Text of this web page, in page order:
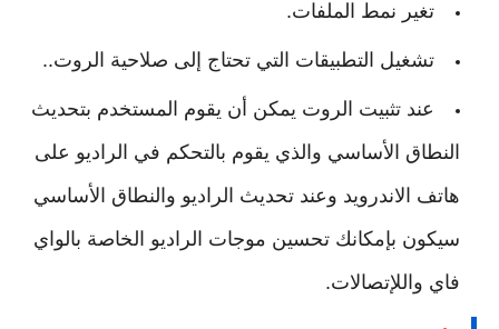
تغير نمط الملفات.
تشغيل التطبيقات التي تحتاج إلى صلاحية الروت..
عند تثبيت الروت يمكن أن يقوم المستخدم بتحديث
النطاق الأساسي والذي يقوم بالتحكم في الراديو على
هاتف الاندرويد وعند تحديث الراديو والنطاق الأساسي
سيكون بإمكانك تحسين موجات الراديو الخاصة بالواي
فاي واللإتصالات.